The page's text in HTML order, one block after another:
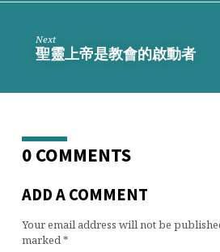
Next
聖靈上帝是教會的啟動者
0 COMMENTS
ADD A COMMENT
Your email address will not be
marked *